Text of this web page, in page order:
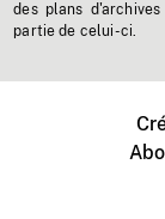
des plans
partie de celui-ci.